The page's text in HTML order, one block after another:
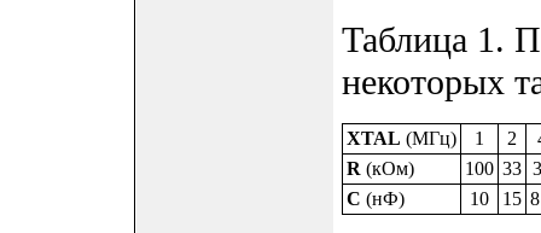
Таблица 1.
некоторых
XTAL (МГц) 1 2
R (кОм) 100 33
C (нФ) 10 15